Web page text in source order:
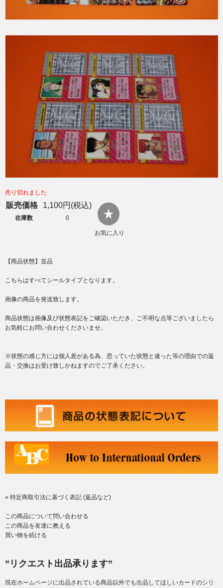
売り切れました
販売価格 1,100円(税込)
在庫数 0
お気に入り
【商品状態】並品
こちらはすべてシールタイプとなります。
画像の商品を発送致します。
商品状態は画像及び状態表記をご確認いただき、ご不明な点等ございましたら
お気軽にお問い合わせくださいませ。
※状態の感じ方には個人差がある為、思っていた状態と違った等の理由での返
品・交換はお受け致しかねますのでご了承ください。
» 特定商取引法に基づく表記 (返品など)
この商品について問い合わせる
この商品を友達に教える
買い物を続ける
”リクエスト出品承ります”
現在ホームページに出品されている商品以外でも出品してほしいカードのシリ